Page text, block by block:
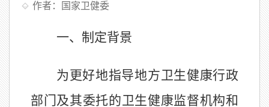
作者：国家卫健委
一、制定背景
为更好地指导地方卫生健康行政
部门及其委托的卫生健康监督机构和